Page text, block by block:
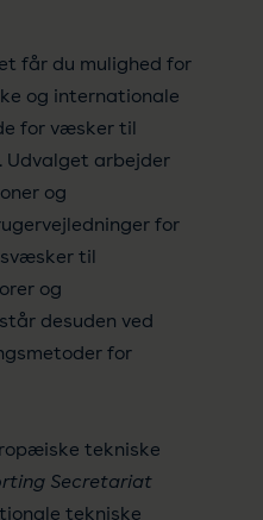
får du mulighed for
og internationale
for væsker til
Udvalget arbejder
og
for
til
og
desuden ved
for
tekniske
Secretariat
tekniske